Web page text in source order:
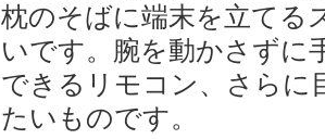
枕のそばに端末を立てる
いです。腕を動かさずに
できるリモコン、さらに
たいものです。